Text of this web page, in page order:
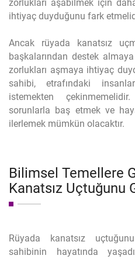
zorlukları aşabilmek için
ihtiyaç duyduğunu fark
Ancak rüyada kanatsız
başkalarından destek
zorlukları aşmaya ihtiyaç
sahibi, etrafındaki
istemekten
sorunlarla baş etmek ve
ilerlemek mümkün olacaktır.
Bilimsel Temellere
Kanatsız Uçtuğunu
Rüyada kanatsız
sahibinin hayatında